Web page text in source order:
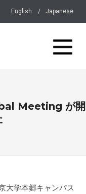
English Japanese
Meeting が開
大学本郷キャンパス